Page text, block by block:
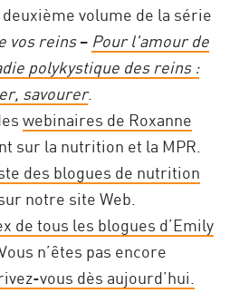
volume de la série
vos reins– Pour l'amour de
polykystique des reins :
savourer.
webinaires de Roxanne
sur la nutrition et la MPR.
des blogues de nutrition
notre site Web.
de tous les blogues d’Emily
n’êtes pas encore
vous dès aujourd’hui.